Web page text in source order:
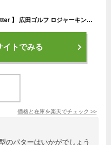
【アウトレット】【 Roger King Putter 】 広田ゴルフ ロジャーキング パター 【ピン型】【RK-200】【広田ゴルフ】 02P05Nov16
イトでみる
価格と在庫を楽天でチェック >>
のパターはいかがでしょう